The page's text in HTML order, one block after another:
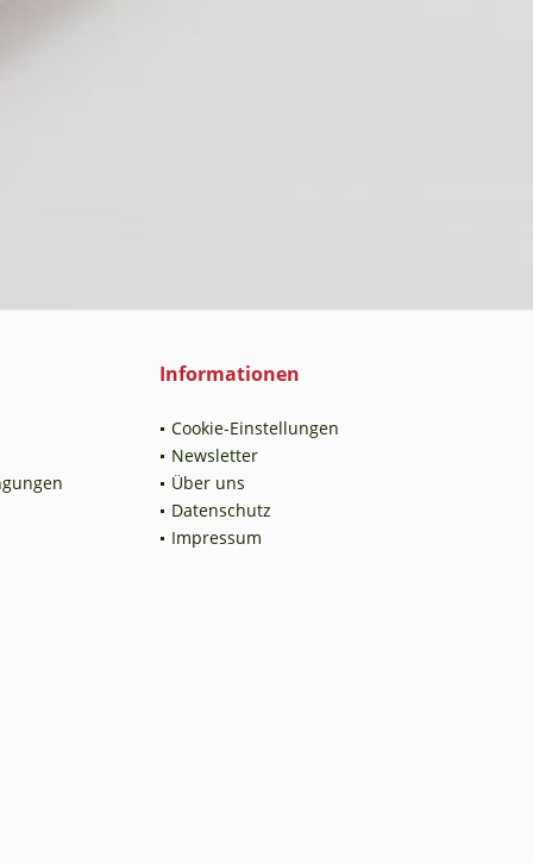
Informationen
Cookie-Einstellungen
Newsletter
Über uns
Datenschutz
Impressum